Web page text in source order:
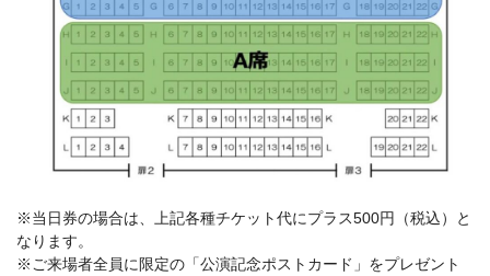
※当日券の場合は、上記各種チケット代にプラス500円（税込）と
なります。
※ご来場者全員に限定の「公演記念ポストカード」をプレゼント